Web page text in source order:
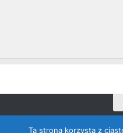
Rada Banino © 2026.
Ta strona korzysta z